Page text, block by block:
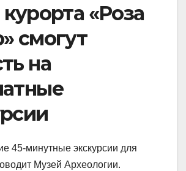
курорта «Роза
смогут
на
45-минутные экскурсии для
Музей Археологии.